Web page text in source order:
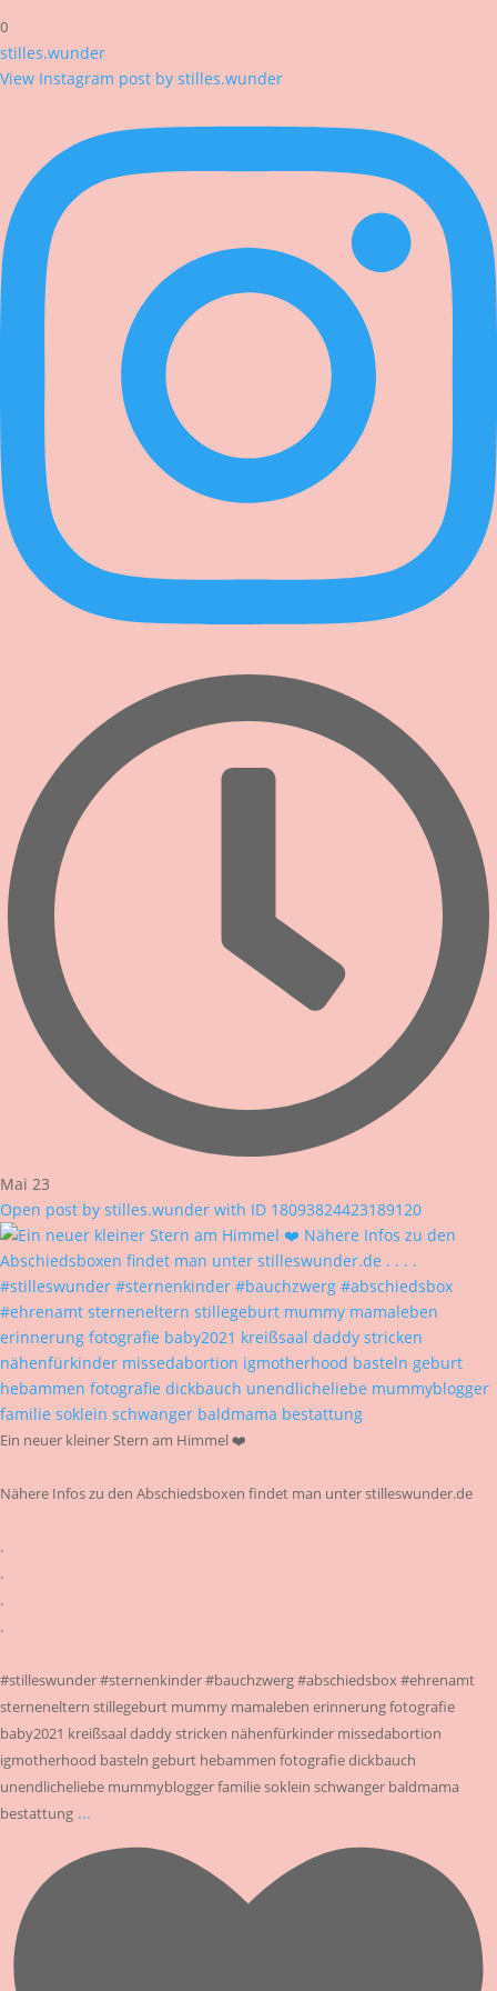
0
stilles.wunder
View Instagram post by stilles.wunder
Mai 23
Open post by stilles.wunder with ID 18093824423189120
Ein neuer kleiner Stern am Himmel ❤️
Nähere Infos zu den Abschiedsboxen findet man unter stilleswunder.de
.
.
.
.
#stilleswunder #sternenkinder #bauchzwerg #abschiedsbox #ehrenamt
sterneneltern stillegeburt mummy mamaleben erinnerung fotografie
baby2021 kreißsaal daddy stricken nähenfürkinder missedabortion
igmotherhood basteln geburt hebammen fotografie dickbauch
unendlicheliebe mummyblogger familie soklein schwanger baldmama
bestattung ...